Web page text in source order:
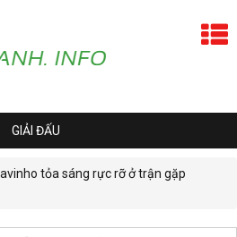
GIẢI ĐẤU
tỏa sáng rực rỡ ở trận gặp